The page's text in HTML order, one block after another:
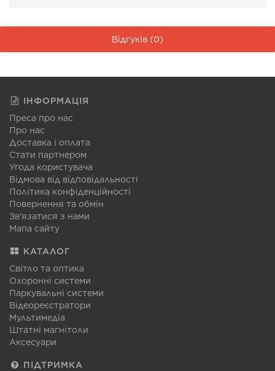
Відгуків (0)
ІНФОРМАЦІЯ
Преса про нас
Про нас
Доставка і оплата
Стати партнером
Угода користувача
Відмова від відповідальності
Політика конфіденційності
Повернення та обмін
Зв'язатися з нами
Мапа сайту
КАТАЛОГ
Світло та оптика
Охоронні системи
Паркувальні системи
Відеореєстратори
Мультимедіа
Штатні магнітоли
Аксесуари
ПІДТРИМКА